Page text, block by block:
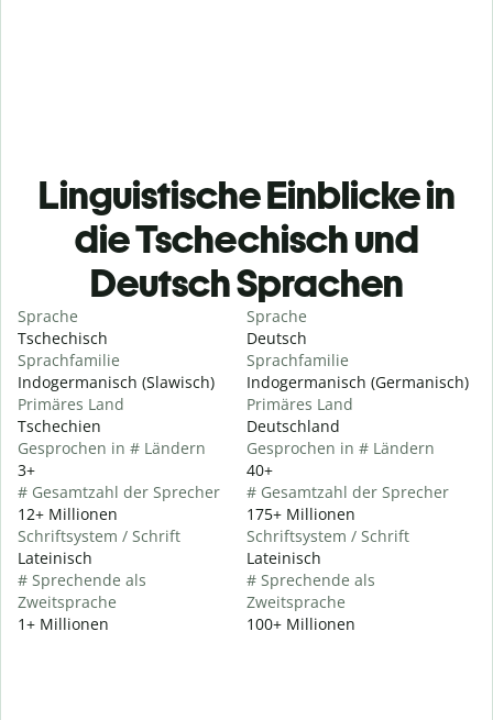
Linguistische Einblicke in
die Tschechisch und
Deutsch Sprachen
Sprache
Tschechisch
Sprachfamilie
Indogermanisch (Slawisch)
Primäres Land
Tschechien
Gesprochen in # Ländern
3+
# Gesamtzahl der Sprecher
12+ Millionen
Schriftsystem / Schrift
Lateinisch
# Sprechende als
Zweitsprache
1+ Millionen
Sprache
Deutsch
Sprachfamilie
Indogermanisch (Germanisch)
Primäres Land
Deutschland
Gesprochen in # Ländern
40+
# Gesamtzahl der Sprecher
175+ Millionen
Schriftsystem / Schrift
Lateinisch
# Sprechende als
Zweitsprache
100+ Millionen